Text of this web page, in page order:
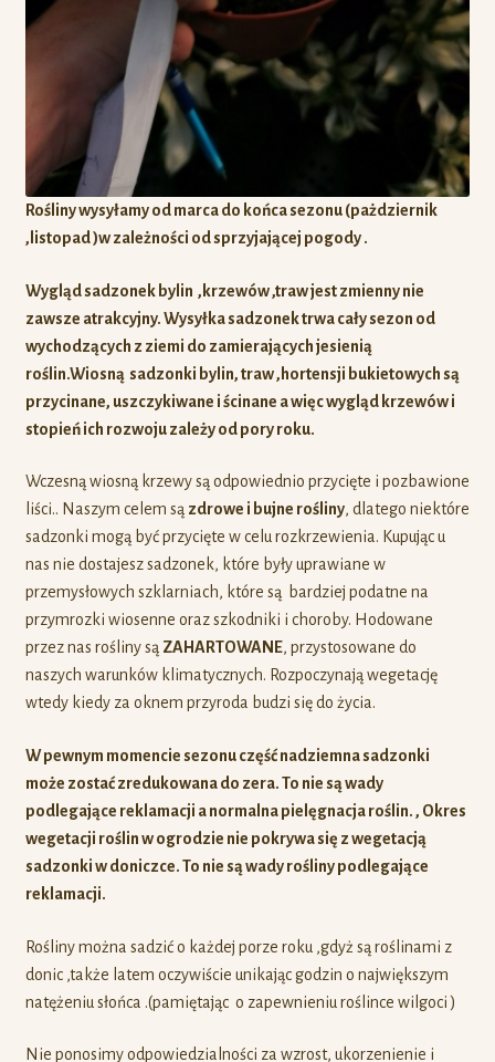
Rośliny wysyłamy od marca do końca sezonu (pażdziernik
,listopad )w zależności od sprzyjającej pogody .
Wygląd sadzonek bylin ,krzewów ,traw jest zmienny nie
zawsze atrakcyjny. Wysyłka sadzonek trwa cały sezon od
wychodzących z ziemi do zamierających jesienią
roślin.Wiosną sadzonki bylin, traw ,hortensji bukietowych są
przycinane, uszczykiwane i ścinane a więcwygląd krzewów i
stopień ich rozwoju zależy od pory roku.
Wczesną wiosną krzewy są odpowiednio przycięte i pozbawione
liści.. Naszym celem są zdrowe i bujne rośliny, dlatego niektóre
sadzonki mogą być przycięte w celu rozkrzewienia. Kupując u
nas nie dostajesz sadzonek, które były uprawiane w
przemysłowych szklarniach, które są bardziej podatne na
przymrozki wiosenne oraz szkodniki i choroby. Hodowane
przez nas rośliny są ZAHARTOWANE, przystosowane do
naszych warunków klimatycznych. Rozpoczynają wegetację
wtedy kiedy za oknem przyroda budzi się do życia.
W pewnym momencie sezonu część nadziemna sadzonki
może zostać zredukowana do zera. To nie są wady
podlegające reklamacji a normalna pielęgnacja roślin. , Okres
wegetacji roślin w ogrodzie nie pokrywa się z wegetacją
sadzonki w doniczce. To nie są wady rośliny podlegające
reklamacji.
Rośliny można sadzić o każdej porze roku ,gdyż są roślinami z
donic ,także latem oczywiście unikając godzin o największym
natężeniu słońca .(pamiętając o zapewnieniu roślince wilgoci )
Nie ponosimy odpowiedzialności za wzrost, ukorzenienie i